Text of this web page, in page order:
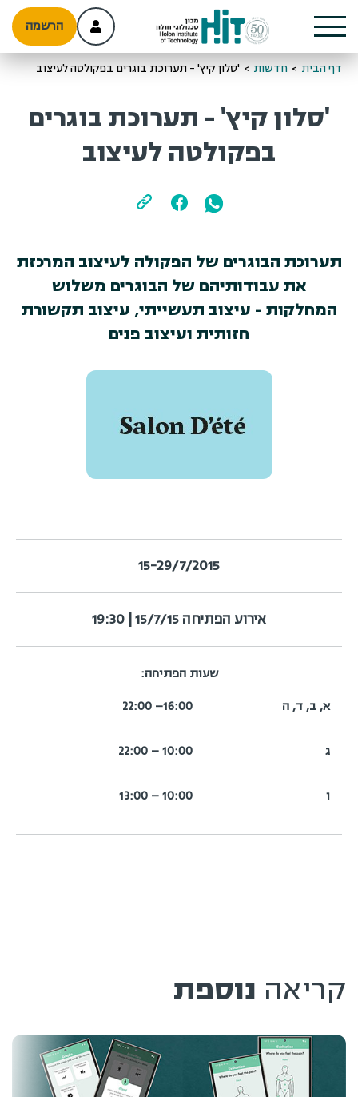
הרשמה
דף הבית > חדשות > 'סלון קיץ' - תערוכת בוגרים בפקולטה לעיצוב
'סלון קיץ' - תערוכת בוגרים
בפקולטה לעיצוב
תערוכת הבוגרים של הפקולה לעיצוב המרכזת
את עבודותיהם של הבוגרים משלוש
המחלקות - עיצוב תעשייתי, עיצוב תקשורת
חזותית ועיצוב פנים
15-29/7/2015
אירוע הפתיחה 15/7/15 | 19:30
שעות הפתיחה:
א, ב, ד, ה
16:00– 22:00
ג 10:00 – 22:00
ו 10:00 – 13:00
קריאה נוספת